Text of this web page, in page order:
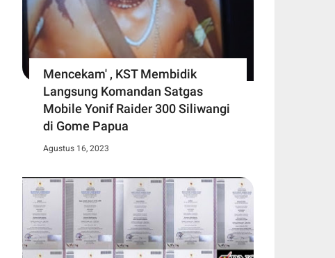
Mencekam' , KST Membidik
Langsung Komandan Satgas
Mobile Yonif Raider 300 Siliwangi
di Gome Papua
Agustus 16, 2023